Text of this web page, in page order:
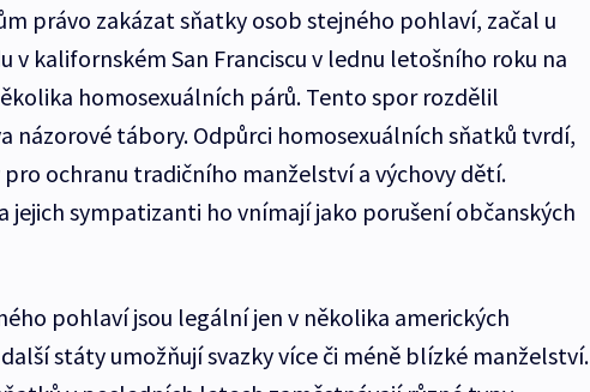
právo zakázat sňatky osob stejného pohlaví, začal u
v kalifornském San Franciscu v lednu letošního roku na
homosexuálních párů. Tento spor rozdělil
názorové tábory. Odpůrci homosexuálních sňatků tvrdí,
pro ochranu tradičního manželství a výchovy dětí.
jejich sympatizanti ho vnímají jako porušení občanských
pohlaví jsou legální jen v několika amerických
státy umožňují svazky více či méně blízké manželství.